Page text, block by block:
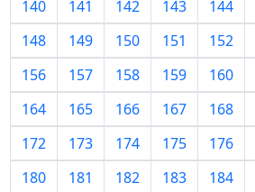
140
141 142 143 144
148
149 150 151 152
156
157 158 159 160
164
165 166 167 168
172
173 174 175 176
180
181 182 183 184